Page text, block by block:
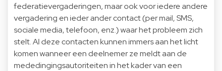
federatievergaderingen, maar ook voor iedere andere
vergadering en ieder ander contact (per mail, SMS,
sociale media, telefoon, enz.) waar het probleem zich
stelt. Al deze contacten kunnen immers aan het licht
komen wanneer een deelnemer ze meldt aan de
mededingingsautoriteiten in het kader van een